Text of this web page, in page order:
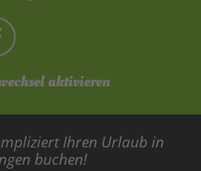
aktivieren
Ihren Urlaub in
buchen!